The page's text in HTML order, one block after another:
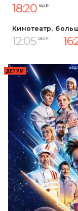
18:20 350 ₽
Кинотеатр,
12:05 280 ₽
ДЕТЯМ